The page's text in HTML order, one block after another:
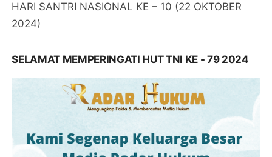
HARI SANTRI NASIONAL KE – 10 (22 OKTOBER
2024)
SELAMAT MEMPERINGATI HUT TNI KE - 79 2024